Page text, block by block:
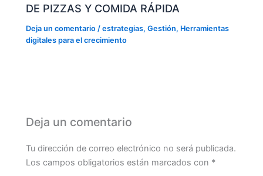
DE PIZZAS Y COMIDA RÁPIDA
Deja un comentario /estrategias,Gestión, Herramientas
digitales para el crecimiento
Deja un comentario
Tu dirección de correo electrónico no será publicada.
Los campos obligatorios están marcados con *